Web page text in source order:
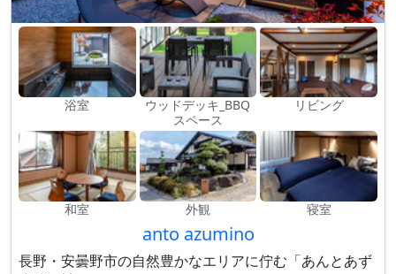
浴室
ウッドデッキ_BBQ
スペース
リビング
和室 外観 寝室
anto azumino
長野・安曇野市の自然豊かなエリアに佇む「あんとあず